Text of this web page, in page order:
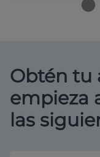
Obtén tu
empieza
las